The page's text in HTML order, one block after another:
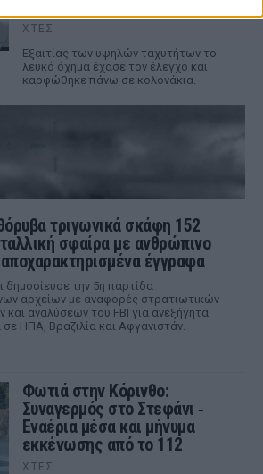
ΧΤΕΣ
Εξαιτίας των υψηλών ταχυτήτων το
λευκό όχημα έχασε τον έλεγχο και
καρφώθηκε πάνω σε κολονάκια.
τριγωνικά σκάφη 152
σφαίρα με ανθρώπινο
έγγραφα
δημοσίευσε την 5η παρτίδα
αρχείων με αναφορές στρατιωτικών
αναλύσεων του FBI για ανεξήγητα
σε ΗΠΑ, Βραζιλία και Αφγανιστάν.
Φωτιά στην Κόρινθο:
Συναγερμός στο Στεφάνι ‑
Εναέρια μέσα και μήνυμα
εκκένωσης από το 112
ΧΤΕΣ